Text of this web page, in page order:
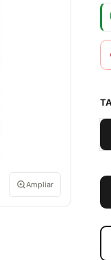
Ampliar